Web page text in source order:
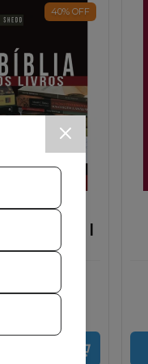
40% OFF
VIDA NOVA
e os Livros |
P. Shedd
R$17,99